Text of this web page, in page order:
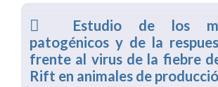
Estudio de los
patogénicos y de la
frente al virus de la fiebre
Rift en animales de